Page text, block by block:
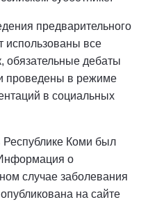
предварительного
использованы все
обязательные дебаты
проведены в режиме
в социальных
Коми был
о
случае заболевания
на сайте